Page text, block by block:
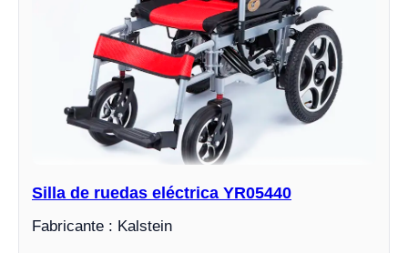
Silla de ruedas eléctrica YR05440
Fabricante : Kalstein